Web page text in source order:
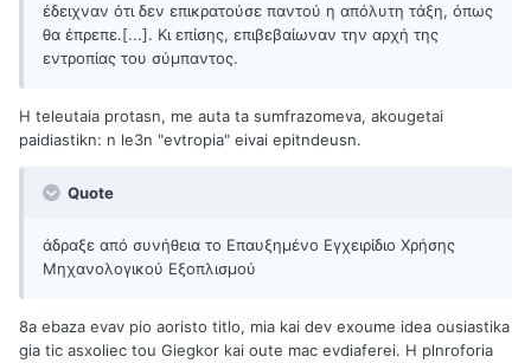
έδειχναν ότι δεν επικρατούσε παντού η απόλυτη τάξη, όπως
θα έπρεπε.[...]. Κι επίσης, επιβεβαίωναν την αρχή της
εντροπίας του σύμπαντος.
H teleutaia protasn, me auta ta sumfrazomeva, akougetai
paidiastikn: n le3n "evtropia" eivai epitndeusn.
Quote
άδραξε από συνήθεια το Επαυξημένο Εγχειρίδιο Χρήσης
Μηχανολογικού Εξοπλισμού
8a ebaza evav pio aoristo titlo, mia kai dev exoume idea ousiastika
gia tic asxoliec tou Giegkor kai oute mac evdiaferei. H plnroforia